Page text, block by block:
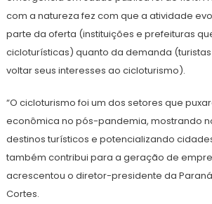
com a natureza fez com que a atividade
parte da oferta (instituições e prefeituras
cicloturísticas) quanto da demanda
voltar seus interesses ao cicloturismo).
“O cicloturismo foi um dos setores que
econômica no pós-pandemia, mostrando
destinos turísticos e potencializando
também contribui para a geração de
acrescentou o diretor-presidente da
Cortes.